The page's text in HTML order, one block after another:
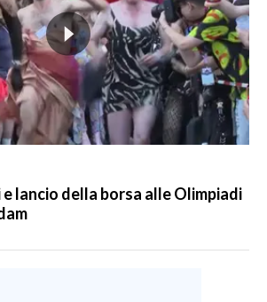
lancio della borsa alle Olimpiadi